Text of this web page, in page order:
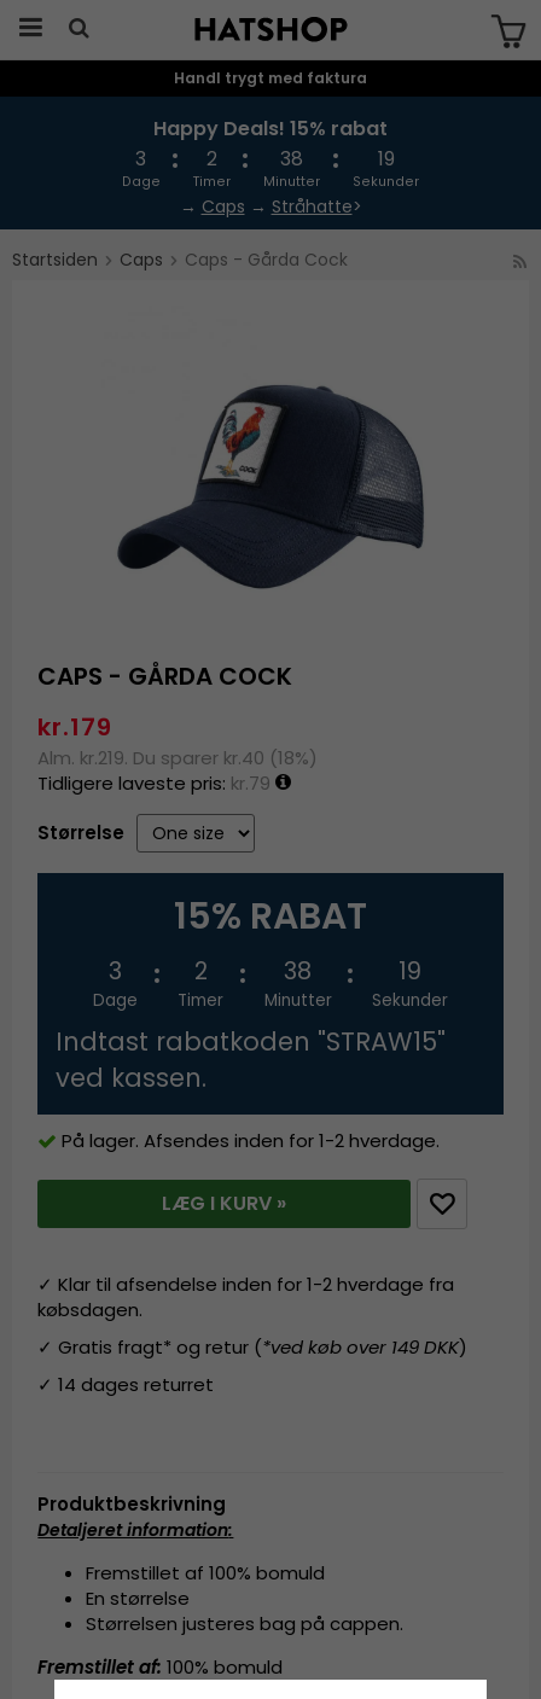
Produktet er blevet tilføjet til din
Handl trygt med faktura
Happy Deals! 15% rabat
3
Dage
2
Timer
38
Minutter
19
Sekunder
→ Caps → Stråhatte>
Startsiden Caps Caps - Gårda Cock
CAPS - GÅRDA COCK
kr.179
Alm. kr.219. Du sparer kr.40 (18%)
Tidligere laveste pris: kr.79
Størrelse
15% RABAT
3
Dage
2
Timer
38
Minutter
19
Sekunder
Indtast rabatkoden "STRAW15"
ved kassen.
På lager. Afsendes inden for 1-2 hverdage.
LÆG I KURV »
✓ Klar til afsendelse inden for 1-2 hverdage fra
købsdagen.
✓ Gratis fragt* og retur (*ved køb over 149 DKK)
✓ 14 dages returret
Produktbeskrivning
Detaljeret information:
Fremstillet af 100% bomuld
En størrelse
Størrelsen justeres bag på cappen.
Fremstillet af:100% bomuld